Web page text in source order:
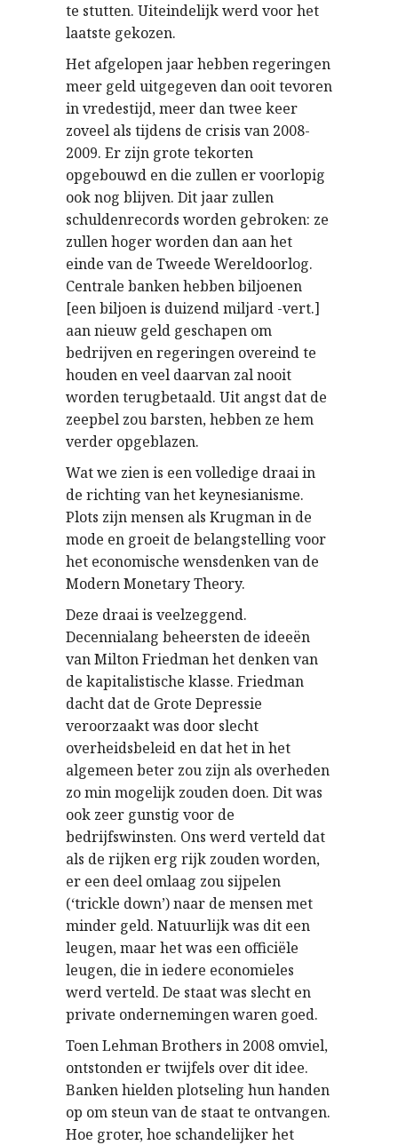
te stutten. Uiteindelijk werd voor het
laatste gekozen.
Het afgelopen jaar hebben regeringen
meer geld uitgegeven dan ooit tevoren
in vredestijd, meer dan twee keer
zoveel als tijdens de crisis van 2008-
2009. Er zijn grote tekorten
opgebouwd en die zullen er voorlopig
ook nog blijven. Dit jaar zullen
schuldenrecords worden gebroken: ze
zullen hoger worden dan aan het
einde van de Tweede Wereldoorlog.
Centrale banken hebben biljoenen
[een biljoen is duizend miljard -vert.]
aan nieuw geld geschapen om
bedrijven en regeringen overeind te
houden en veel daarvan zal nooit
worden terugbetaald. Uit angst dat de
zeepbel zou barsten, hebben ze hem
verder opgeblazen.
Wat we zien is een volledige draai in
de richting van het keynesianisme.
Plots zijn mensen als Krugman in de
mode en groeit de belangstelling voor
het economische wensdenken van de
Modern Monetary Theory.
Deze draai is veelzeggend.
Decennialang beheersten de ideeën
van Milton Friedman het denken van
de kapitalistische klasse. Friedman
dacht dat de Grote Depressie
veroorzaakt was door slecht
overheidsbeleid en dat het in het
algemeen beter zou zijn als overheden
zo min mogelijk zouden doen. Dit was
ook zeer gunstig voor de
bedrijfswinsten. Ons werd verteld dat
als de rijken erg rijk zouden worden,
er een deel omlaag zou sijpelen
(‘trickle down’) naar de mensen met
minder geld. Natuurlijk was dit een
leugen, maar het was een officiële
leugen, die in iedere economieles
werd verteld. De staat was slecht en
private ondernemingen waren goed.
Toen Lehman Brothers in 2008 omviel,
ontstonden er twijfels over dit idee.
Banken hielden plotseling hun handen
op om steun van de staat te ontvangen.
Hoe groter, hoe schandelijker het